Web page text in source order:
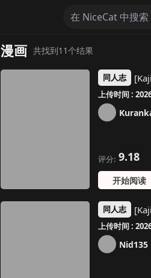
漫画 共找到11个结果
同人志
上传时间 :
评分: 9.18
开始阅读
同人志
上传时间 :
Nid135